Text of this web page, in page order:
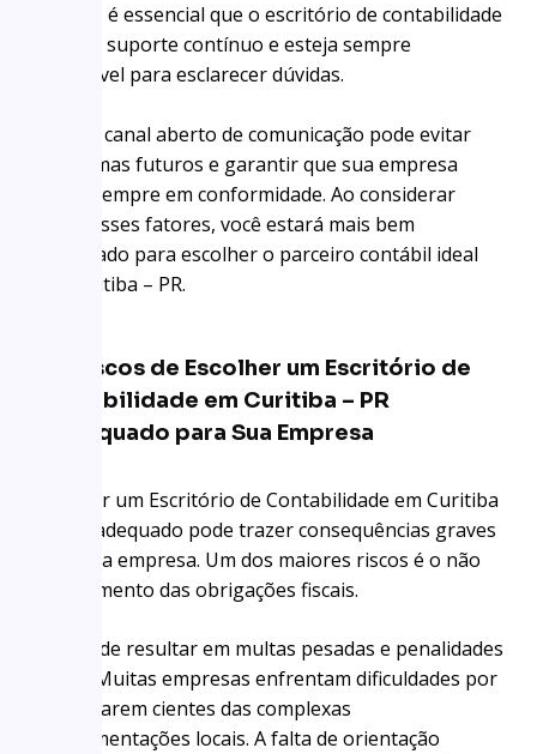
Por fim, é essencial que o escritório de contabilidade
ofereça suporte contínuo e esteja sempre
disponível para esclarecer dúvidas.
Ter um canal aberto de comunicação pode evitar
problemas futuros e garantir que sua empresa
esteja sempre em conformidade. Ao considerar
todos esses fatores, você estará mais bem
preparado para escolher o parceiro contábil ideal
em Curitiba – PR.
Os Riscos de Escolher um Escritório de
Contabilidade em Curitiba – PR
Inadequado para Sua Empresa
Escolher um Escritório de Contabilidade em Curitiba
– PR inadequado pode trazer consequências graves
para sua empresa. Um dos maiores riscos é o não
cumprimento das obrigações fiscais.
Isso pode resultar em multas pesadas e penalidades
legais. Muitas empresas enfrentam dificuldades por
não estarem cientes das complexas
regulamentações locais. A falta de orientação